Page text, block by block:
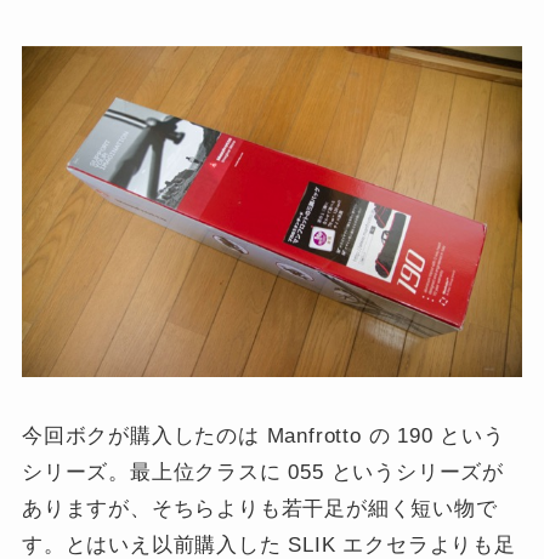
今回ボクが購入したのは Manfrotto の 190 という
シリーズ。最上位クラスに 055 というシリーズが
ありますが、そちらよりも若干足が細く短い物で
す。とはいえ以前購入した SLIK エクセラよりも足